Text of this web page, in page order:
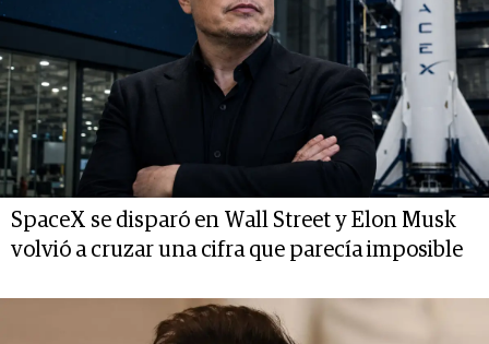
SpaceX se disparó en Wall Street y Elon Musk
volvió a cruzar una cifra que parecía imposible